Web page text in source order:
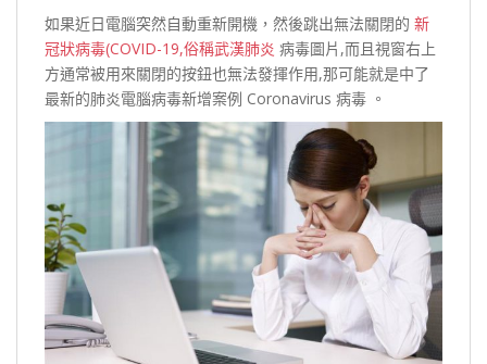
如果近日電腦突然自動重新開機，然後跳出無法關閉的 新
冠狀病毒(COVID-19,俗稱武漢肺炎 病毒圖片,而且視窗右上
方通常被用來關閉的按鈕也無法發揮作用,那可能就是中了
最新的肺炎電腦病毒新增案例 Coronavirus 病毒 。